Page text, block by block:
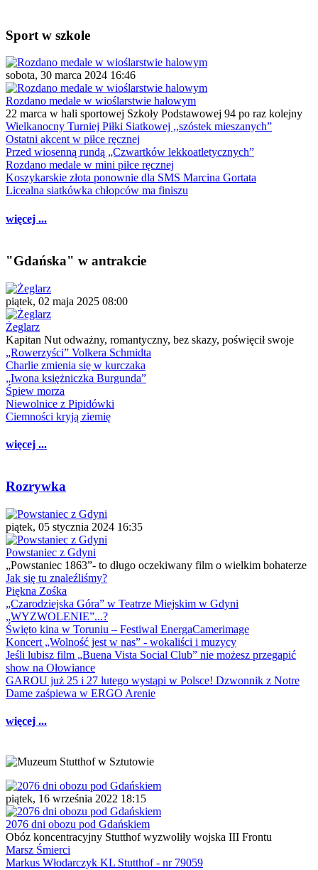
Sport w szkole
sobota, 30 marca 2024 16:46
Rozdano medale w wioślarstwie halowym
22 marca w hali sportowej Szkoły Podstawowej 94 po raz kolejny
Wielkanocny Turniej Piłki Siatkowej ,,szóstek mieszanych”
Ostatni akcent w piłce ręcznej
Przed wiosenną rundą „Czwartków lekkoatletycznych”
Rozdano medale w mini piłce ręcznej
Koszykarskie złota ponownie dla SMS Marcina Gortata
Licealna siatkówka chłopców ma finiszu
więcej ...
"Gdańska" w antrakcie
piątek, 02 maja 2025 08:00
Żeglarz
Kapitan Nut odważny, romantyczny, bez skazy, poświęcił swoje
„Rowerzyści” Volkera Schmidta
Charlie zmienia się w kurczaka
„Iwona księżniczka Burgunda”
Śpiew morza
Niewolnice z Pipidówki
Ciemności kryją ziemię
więcej ...
Rozrywka
piątek, 05 stycznia 2024 16:35
Powstaniec z Gdyni
„Powstaniec 1863”- to długo oczekiwany film o wielkim bohaterze
Jak się tu znaleźliśmy?
Piękna Zośka
„Czarodziejska Góra” w Teatrze Miejskim w Gdyni
„WYZWOLENIE”...?
Święto kina w Toruniu – Festiwal EnergaCamerimage
Koncert „Wolność jest w nas” - wokaliści i muzycy
Jeśli lubisz film „Buena Vista Social Club” nie możesz przegapić
show na Ołowiance
GAROU już 25 i 27 lutego wystąpi w Polsce! Dzwonnik z Notre
Dame zaśpiewa w ERGO Arenie
więcej ...
piątek, 16 września 2022 18:15
2076 dni obozu pod Gdańskiem
Obóz koncentracyjny Stutthof wyzwoliły wojska III Frontu
Marsz Śmierci
Markus Włodarczyk KL Stutthof - nr 79059